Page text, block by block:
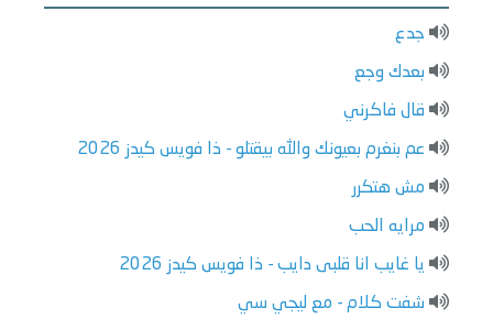
جدع
بعدك وجع
قال فاكرني
عم بنغرم بعيونك والله بيقتلو - ذا فويس كيدز 2026
مش هتكرر
مرايه الحب
يا غايب انا قلبى دايب - ذا فويس كيدز 2026
شفت كلام - مع ليجي سي